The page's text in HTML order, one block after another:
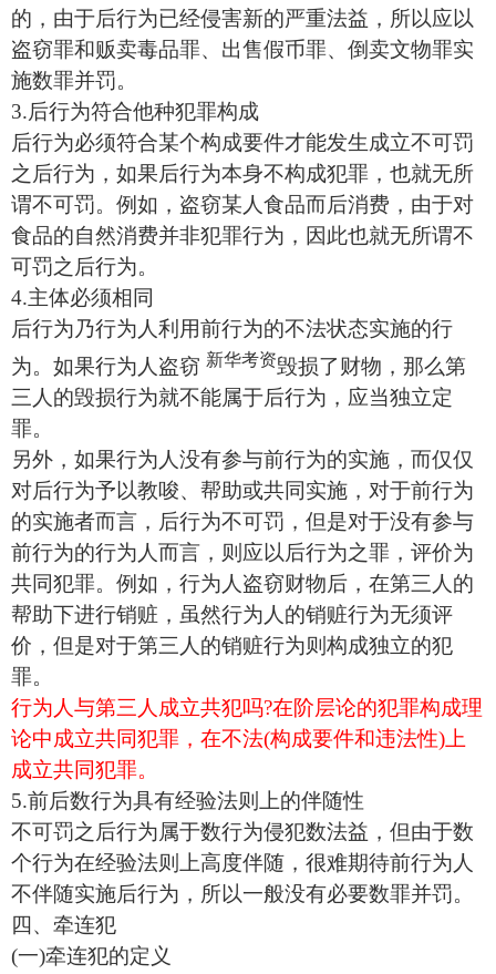
的，由于后行为已经侵害新的严重法益，所以应以
盗窃罪和贩卖毒品罪、出售假币罪、倒卖文物罪实
施数罪并罚。
3.后行为符合他种犯罪构成
后行为必须符合某个构成要件才能发生成立不可罚
之后行为，如果后行为本身不构成犯罪，也就无所
谓不可罚。例如，盗窃某人食品而后消费，由于对
食品的自然消费并非犯罪行为，因此也就无所谓不
可罚之后行为。
4.主体必须相同
后行为乃行为人利用前行为的不法状态实施的行
为。如果行为人盗窃 新华考资毁损了财物，那么第
三人的毁损行为就不能属于后行为，应当独立定
罪。
另外，如果行为人没有参与前行为的实施，而仅仅
对后行为予以教唆、帮助或共同实施，对于前行为
的实施者而言，后行为不可罚，但是对于没有参与
前行为的行为人而言，则应以后行为之罪，评价为
共同犯罪。例如，行为人盗窃财物后，在第三人的
帮助下进行销赃，虽然行为人的销赃行为无须评
价，但是对于第三人的销赃行为则构成独立的犯
罪。
行为人与第三人成立共犯吗?在阶层论的犯罪构成理
论中成立共同犯罪，在不法(构成要件和违法性)上
成立共同犯罪。
5.前后数行为具有经验法则上的伴随性
不可罚之后行为属于数行为侵犯数法益，但由于数
个行为在经验法则上高度伴随，很难期待前行为人
不伴随实施后行为，所以一般没有必要数罪并罚。
四、牵连犯
(一)牵连犯的定义